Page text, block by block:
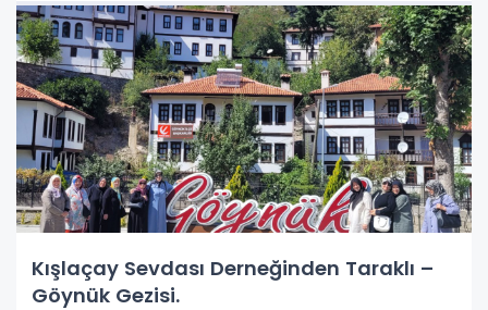
Kışlaçay Sevdası Derneğinden Taraklı –
Göynük Gezisi.